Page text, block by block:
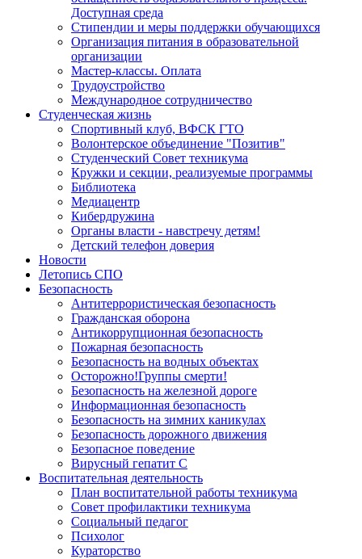
Доступная среда
Стипендии и меры поддержки обучающихся
Организация питания в образовательной
организации
Мастер-классы. Оплата
Трудоустройство
Международное сотрудничество
Студенческая жизнь
Спортивный клуб, ВФСК ГТО
Волонтерское объединение "Позитив"
Студенческий Совет техникума
Кружки и секции, реализуемые программы
Библиотека
Медиацентр
Кибердружина
Органы власти - навстречу детям!
Детский телефон доверия
Новости
Летопись СПО
Безопасность
Антитеррористическая безопасность
Гражданская оборона
Антикоррупционная безопасность
Пожарная безопасность
Безопасность на водных объектах
Осторожно!Группы смерти!
Безопасность на железной дороге
Информационная безопасность
Безопасность на зимних каникулах
Безопасность дорожного движения
Безопасное поведение
Вирусный гепатит С
Воспитательная деятельность
План воспитательной работы техникума
Совет профилактики техникума
Социальный педагог
Психолог
Кураторство